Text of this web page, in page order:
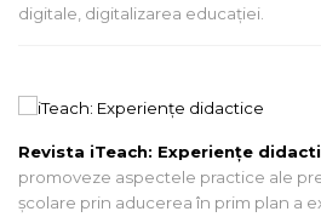
digitale, digitalizarea educației.
Revista iTeach: Experienţe
promoveze aspectele practice ale
şcolare prin aducerea în prim plan a